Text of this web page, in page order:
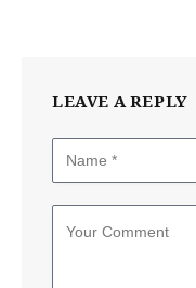
LEAVE A REPLY